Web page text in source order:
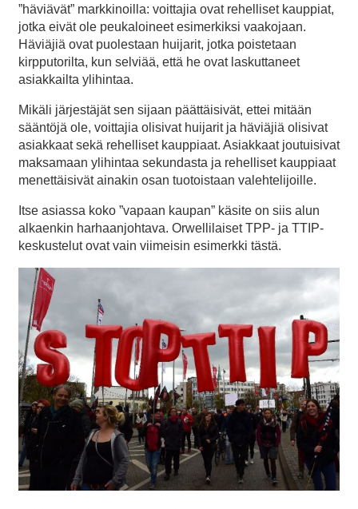
”häviävät” markkinoilla: voittajia ovat rehelliset kauppiat,
jotka eivät ole peukaloineet esimerkiksi vaakojaan.
Häviäjiä ovat puolestaan huijarit, jotka poistetaan
kirpputorilta, kun selviää, että he ovat laskuttaneet
asiakkailta ylihintaa.
Mikäli järjestäjät sen sijaan päättäisivät, ettei mitään
sääntöjä ole, voittajia olisivat huijarit ja häviäjiä olisivat
asiakkaat sekä rehelliset kauppiaat. Asiakkaat joutuisivat
maksamaan ylihintaa sekundasta ja rehelliset kauppiaat
menettäisivät ainakin osan tuotoistaan valehtelijoille.
Itse asiassa koko ”vapaan kaupan” käsite on siis alun
alkaenkin harhaanjohtava. Orwellilaiset TPP- ja TTIP-
keskustelut ovat vain viimeisin esimerkki tästä.